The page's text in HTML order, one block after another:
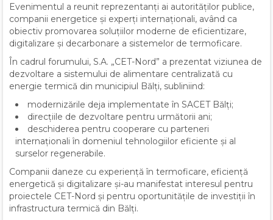
Evenimentul a reunit reprezentanți ai autorităților publice,
companii energetice și experți internaționali, având ca
obiectiv promovarea soluțiilor moderne de eficientizare,
digitalizare și decarbonare a sistemelor de termoficare.
În cadrul forumului, S.A. „CET-Nord” a prezentat viziunea de
dezvoltare a sistemului de alimentare centralizată cu
energie termică din municipiul Bălți, subliniind:
modernizările deja implementate în SACET Bălți;
direcțiile de dezvoltare pentru următorii ani;
deschiderea pentru cooperare cu parteneri
internaționali în domeniul tehnologiilor eficiente și al
surselor regenerabile.
Companii daneze cu experiență în termoficare, eficiență
energetică și digitalizare și-au manifestat interesul pentru
proiectele CET-Nord și pentru oportunitățile de investiții în
infrastructura termică din Bălți.